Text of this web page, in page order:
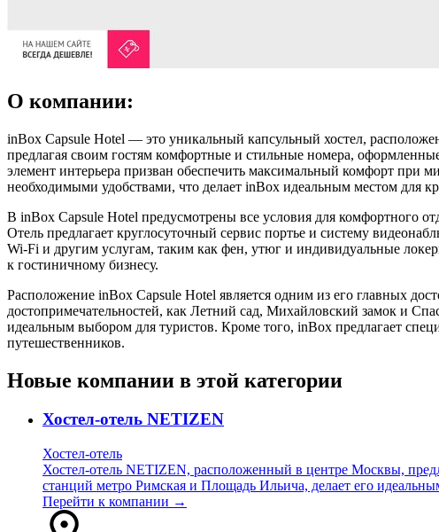
О компании:
inBox Capsule Hotel — это уникальный капсульный хостел,
предлагая своим гостям комфортные и стильные номера,
элемент интерьера призван обеспечить максимальный комфорт при
необходимыми удобствами, что делает inBox идеальным местом для
В inBox Capsule Hotel предусмотрены все условия для комфортного
Отель предлагает круглосуточный сервис портье и систему
Wi-Fi и другим услугам, таким как фен, утюг и индивидуальные
к гостиничному бизнесу.
Расположение inBox Capsule Hotel является одним из его главных
достопримечательностей, как Летний сад, Михайловский замок и
идеальным выбором для туристов. Кроме того, inBox предлагает
путешественников.
Новые компании в этой категории
Хостел-отель NETIZEN
Хостел-отель
Хостел-отель NETIZEN, расположенный в центре Москвы,
станций метро Римская и Площадь Ильича, делает его
Перейти к компании →